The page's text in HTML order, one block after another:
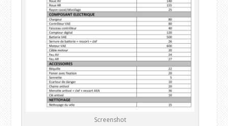
Screenshot